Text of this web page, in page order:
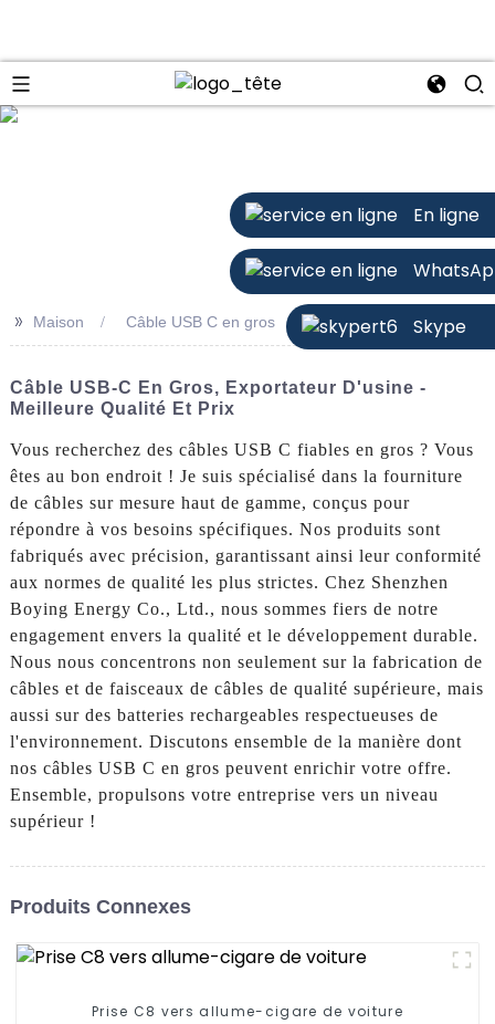
En ligne
Skype
>> Maison Câble USB C en gros
Câble USB-C En Gros, Exportateur D'usine -
Meilleure Qualité Et Prix
Vous recherchez des câbles USB C fiables en gros ? Vous
êtes au bon endroit ! Je suis spécialisé dans la fourniture
de câbles sur mesure haut de gamme, conçus pour
répondre à vos besoins spécifiques. Nos produits sont
fabriqués avec précision, garantissant ainsi leur conformité
aux normes de qualité les plus strictes. Chez Shenzhen
Boying Energy Co., Ltd., nous sommes fiers de notre
engagement envers la qualité et le développement durable.
Nous nous concentrons non seulement sur la fabrication de
câbles et de faisceaux de câbles de qualité supérieure, mais
aussi sur des batteries rechargeables respectueuses de
l'environnement. Discutons ensemble de la manière dont
nos câbles USB C en gros peuvent enrichir votre offre.
Ensemble, propulsons votre entreprise vers un niveau
supérieur !
Produits Connexes
Prise C8 vers allume-cigare de voiture